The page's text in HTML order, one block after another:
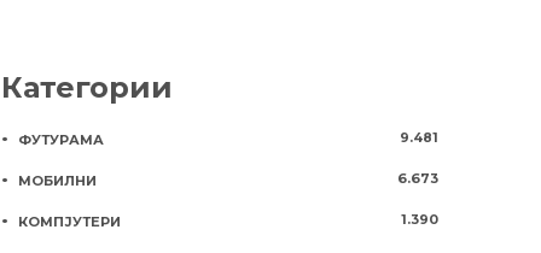
Категории
ФУТУРАМА 9.481
МОБИЛНИ 6.673
КОМПЈУТЕРИ 1.390